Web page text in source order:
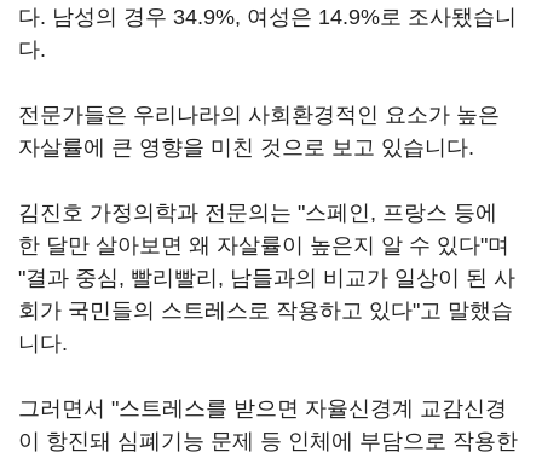
다. 남성의 경우 34.9%, 여성은 14.9%로 조사됐습니
다.
전문가들은 우리나라의 사회환경적인 요소가 높은
자살률에 큰 영향을 미친 것으로 보고 있습니다.
김진호 가정의학과 전문의는 "스페인, 프랑스 등에
한 달만 살아보면 왜 자살률이 높은지 알 수 있다"며
"결과 중심, 빨리빨리, 남들과의 비교가 일상이 된 사
회가 국민들의 스트레스로 작용하고 있다"고 말했습
니다.
그러면서 "스트레스를 받으면 자율신경계 교감신경
이 항진돼 심폐기능 문제 등 인체에 부담으로 작용한